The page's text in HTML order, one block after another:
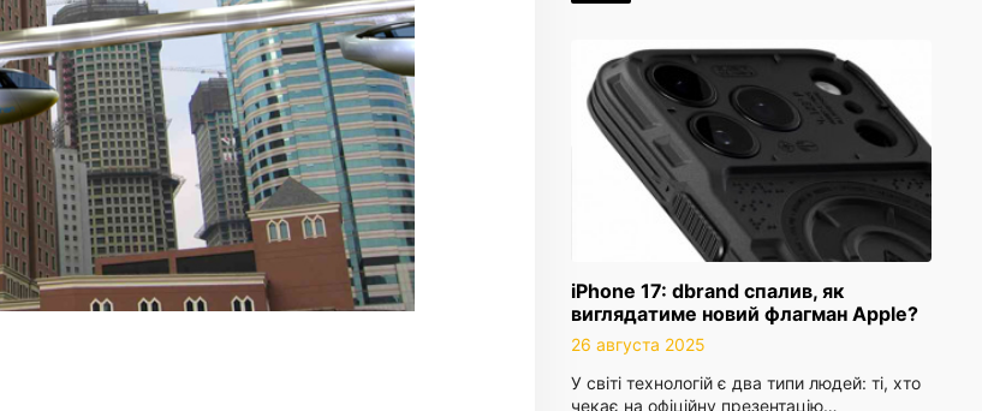
iPhone 17: dbrand спалив, як
виглядатиме новий флагман Apple?
26 августа 2025
У світі технологій є два типи людей: ті, хто
чекає на офіційну презентацію…